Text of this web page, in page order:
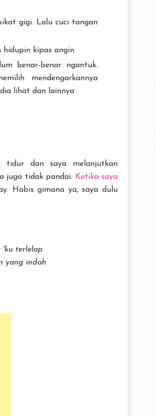
gigi. Lalu cuci tangan
hidupin kipas angin
benar-benar ngantuk.
mendengarkannya
lihat dan lainnya
tidur dan saya melanjutkan
juga tidak pandai.
Ketika saya
Habis gimana ya, saya dulu
'ku terlelap
yang indah